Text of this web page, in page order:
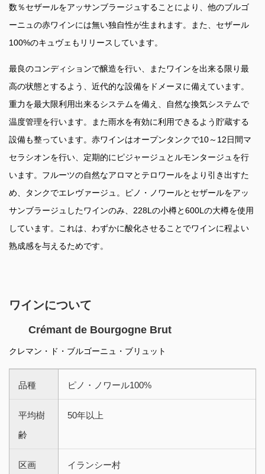
数％セザールをアッサンブラージュすることにより、他のブルゴ
ーニュの赤ワインには無い独自性が生まれます。また、セザール
100%のキュヴェもリリースしています。
最良のコンディションで醸造を行い、またワインを出来る限り最
高の状態とするよう、近代的な設備をドメーヌに備えています。
重力を最大限利用出来るシステムを備え、自然な換気システムで
温度管理を行います。また雨水を有効に利用できるよう貯蔵する
設備も整っています。赤ワインはオープンタンクで10～12日間マ
セラシオンを行い、定期的にピジャージュとルモンタージュを行
います。フルーツの自然なアロマとテロワールをより引き出すた
め、タンクでエレヴァージュ。ピノ・ノワールとセザールをアッ
サンブラージュしたワインのみ、228Lの小樽と600Lの大樽を使用
しています。これは、わずかに酸化させることでワインに程よい
熟成感を与えるためです。
ワインについて
Crémant de Bourgogne Brut
クレマン・ド・ブルゴーニュ・ブリュット
品種 ピノ・ノワール100%
平均樹
齢
50年以上
区画 イランシー村